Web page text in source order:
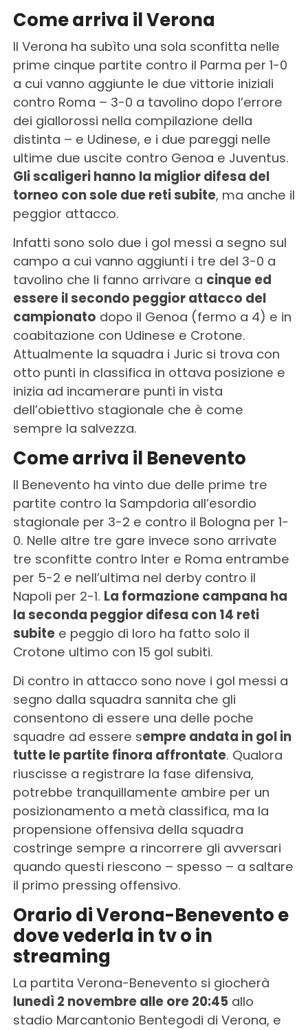
Come arriva il Verona
Il Verona ha subìto una sola sconfitta nelle
prime cinque partite contro il Parma per 1-0
a cui vanno aggiunte le due vittorie iniziali
contro Roma – 3-0 a tavolino dopo l’errore
dei giallorossi nella compilazione della
distinta – e Udinese, e i due pareggi nelle
ultime due uscite contro Genoa e Juventus.
Gli scaligeri hanno la miglior difesa del
torneo con sole due reti subite, ma anche il
peggior attacco.
Infatti sono solo due i gol messi a segno sul
campo a cui vanno aggiunti i tre del 3-0 a
tavolino che li fanno arrivare a cinque ed
essere il secondo peggior attacco del
campionato dopo il Genoa (fermo a 4) e in
coabitazione con Udinese e Crotone.
Attualmente la squadra i Juric si trova con
otto punti in classifica in ottava posizione e
inizia ad incamerare punti in vista
dell’obiettivo stagionale che è come
sempre la salvezza.
Come arriva il Benevento
Il Benevento ha vinto due delle prime tre
partite contro la Sampdoria all’esordio
stagionale per 3-2 e contro il Bologna per 1-
0. Nelle altre tre gare invece sono arrivate
tre sconfitte contro Inter e Roma entrambe
per 5-2 e nell’ultima nel derby contro il
Napoli per 2-1. La formazione campana ha
la seconda peggior difesa con 14 reti
subitee peggio di loro ha fatto solo il
Crotone ultimo con 15 gol subiti.
Di contro in attacco sono nove i gol messi a
segno dalla squadra sannita che gli
consentono di essere una delle poche
squadre ad essere sempre andata in gol in
tutte le partite finora affrontate. Qualora
riuscisse a registrare la fase difensiva,
potrebbe tranquillamente ambire per un
posizionamento a metà classifica, ma la
propensione offensiva della squadra
costringe sempre a rincorrere gli avversari
quando questi riescono – spesso – a saltare
il primo pressing offensivo.
Orario di Verona-Benevento e
dove vederla in tv o in
streaming
La partita Verona-Benevento si giocherà
lunedì 2 novembre alle ore 20:45allo
stadio Marcantonio Bentegodi di Verona, e